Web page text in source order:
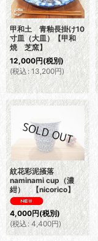
甲和土 青釉長掛け10
寸皿（大皿）【甲和
焼 芝窯】
12,000円(税別)
(税込: 13,200円)
紋花彩泥掻落
naminami cup（濃
紺） 【nicorico】
4,000円(税別)
(税込: 4,400円)